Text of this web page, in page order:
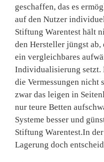
geschaffen, das es
auf den Nutzer
Stiftung Warentest hält
den Hersteller jüngst ab,
ein vergleichbares
Individualisierung setzt.
die Vermessungen nicht
zwar das leigen in
nur teure Betten
Systeme besser und
Stiftung Warentest.In
Lagerung doch